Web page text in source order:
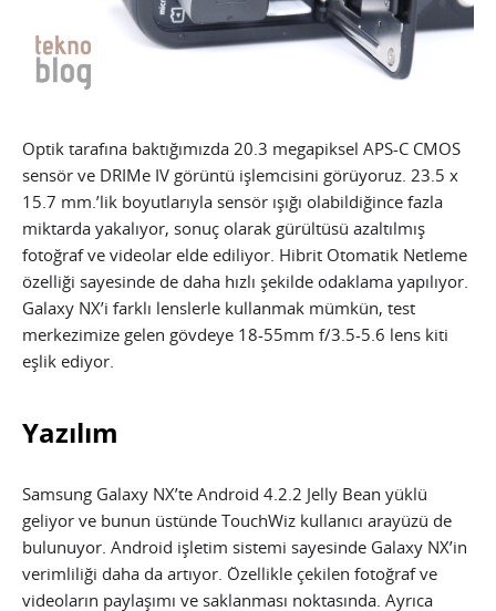
Optik tarafına baktığımızda 20.3 megapiksel APS-C CMOS
sensör ve DRIMe IV görüntü işlemcisini görüyoruz. 23.5 x
15.7 mm.’lik boyutlarıyla sensör ışığı olabildiğince fazla
miktarda yakalıyor, sonuç olarak gürültüsü azaltılmış
fotoğraf ve videolar elde ediliyor. Hibrit Otomatik Netleme
özelliği sayesinde de daha hızlı şekilde odaklama yapılıyor.
Galaxy NX’i farklı lenslerle kullanmak mümkün, test
merkezimize gelen gövdeye 18-55mm f/3.5-5.6 lens kiti
eşlik ediyor.
Yazılım
Samsung Galaxy NX’te Android 4.2.2 Jelly Bean yüklü
geliyor ve bunun üstünde TouchWiz kullanıcı arayüzü de
bulunuyor. Android işletim sistemi sayesinde Galaxy NX’in
verimliliği daha da artıyor. Özellikle çekilen fotoğraf ve
videoların paylaşımı ve saklanması noktasında. Ayrıca